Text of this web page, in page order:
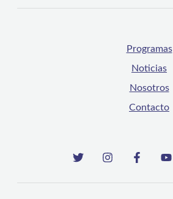
Programas
Noticias
Nosotros
Contacto